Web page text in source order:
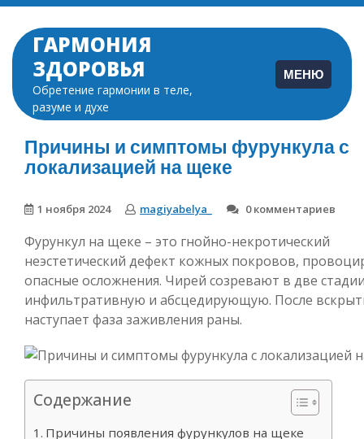
Перейти
содержимому
ГАРМОНИЯ
ЗДОРОВЬЯ
Обретение гармонии в теле,
разуме и духе
МЕНЮ
Причины и симптомы фурункула с
локализацией на щеке
1 ноября 2024 magiyabelya_ 0 комментариев
Фурункул на щеке – это гнойно-некротический
неэстетический дефект кожных покровов,
опасные осложнения. Чирей созревают в две
инфильтративную и абсцедирующую. После
наступает фаза заживления раны.
Содержание
Причины появления фурункулов на щеке